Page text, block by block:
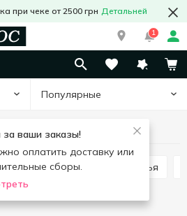
при чеке от 2500 грн Детальней
1
Популярные
за ваши заказы!
оплатить доставку или
сборы.
Текстиль Пледы
Подушки на стулья